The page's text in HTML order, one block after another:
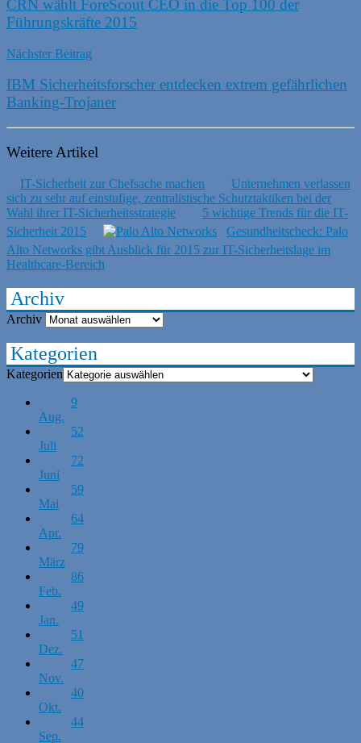
CRN wählt ForeScout CEO in die Top 100 der
Führungskräfte 2015
Nächster Beitrag
IBM Sicherheitsforscher entdecken extrem gefährlichen
Banking-Trojaner
Weitere Artikel
IT-Sicherheit zur Chefsache machen
Unternehmen verlassen
sich zu sehr auf einstufige, zentralistische Schutztaktiken bei der
Wahl ihrer IT-Sicherheitsstrategie
5 wichtige Trends für die IT-
Sicherheit 2015
Gesundheitscheck: Palo
Alto Networks gibt Ausblick für 2015 zur IT-Sicherheitslage im
Healthcare-Bereich
Archiv
Archiv
Kategorien
Kategorien
9
Aug.
52
Juli
72
Juni
59
Mai
64
Apr.
79
März
86
Feb.
49
Jan.
51
Dez.
47
Nov.
40
Okt.
44
Sep.